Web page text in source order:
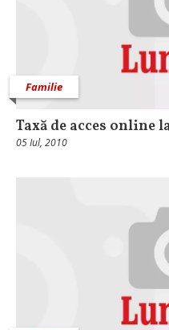
Familie
Taxă de acces online
05 Iul, 2010